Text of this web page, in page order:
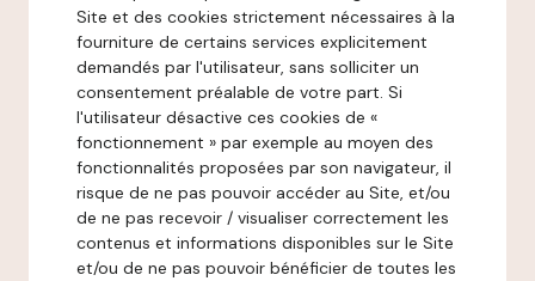
Site et des cookies strictement nécessaires à la
fourniture de certains services explicitement
demandés par l'utilisateur, sans solliciter un
consentement préalable de votre part. Si
l'utilisateur désactive ces cookies de «
fonctionnement » par exemple au moyen des
fonctionnalités proposées par son navigateur, il
risque de ne pas pouvoir accéder au Site, et/ou
de ne pas recevoir / visualiser correctement les
contenus et informations disponibles sur le Site
et/ou de ne pas pouvoir bénéficier de toutes les